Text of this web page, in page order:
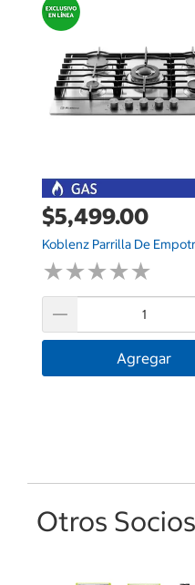
$5,499.00
Koblenz Parrilla De
★★★★★
★★★★★
Agregar
Otros